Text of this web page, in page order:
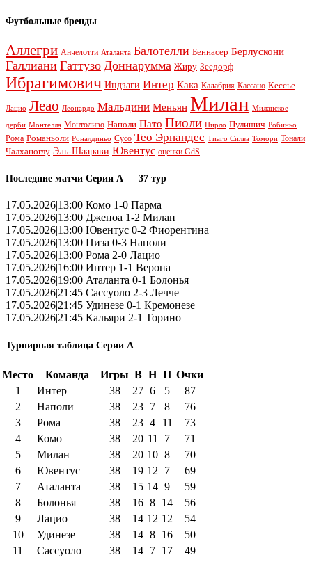
Футбольные бренды
Аллегри Анчелотти Аталанта Балотелли Беннасер Берлускони
Галлиани Гаттузо Доннарумма Жиру Зеедорф
Ибрагимович Индзаги Интер Кака Калабрия Кассано Кессье
Лацио Леао Леонардо Мальдини Меньян Милан Миланское
дерби Монтелла Монтоливо Наполи Пато Пиоли Пирло Пулишич Робиньо
Рома Романьоли Роналдиньо Сусо Тео Эрнандес Тиаго Силва Томори Тонали
Чалханоглу Эль-Шаарави Ювентус оценки GdS
Последние матчи Серии А — 37 тур
17.05.2026|13:00 Комо 1-0 Парма
17.05.2026|13:00 Дженоа 1-2 Милан
17.05.2026|13:00 Ювентус 0-2 Фиорентина
17.05.2026|13:00 Пиза 0-3 Наполи
17.05.2026|13:00 Рома 2-0 Лацио
17.05.2026|16:00 Интер 1-1 Верона
17.05.2026|19:00 Аталанта 0-1 Болонья
17.05.2026|21:45 Сассуоло 2-3 Лечче
17.05.2026|21:45 Удинезе 0-1 Кремонезе
17.05.2026|21:45 Кальяри 2-1 Торино
Турнирная таблица Серии А
Место Команда Игры В Н П Очки
1
Интер 38 27 6 5
87
2
Наполи 38 23 7 8
76
3
Рома 38 23 4 11
73
4
Комо 38 20 11 7
71
5
Милан 38 20 10 8
70
6
Ювентус 38 19 12 7
69
7
Аталанта 38 15 14 9
59
8
Болонья 38 16 8 14
56
9
Лацио 38 14 12 12
54
10
Удинезе 38 14 8 16
50
11
Сассуоло 38 14 7 17
49